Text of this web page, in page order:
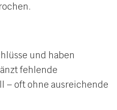
und haben
fehlende
– oft ohne ausreichende